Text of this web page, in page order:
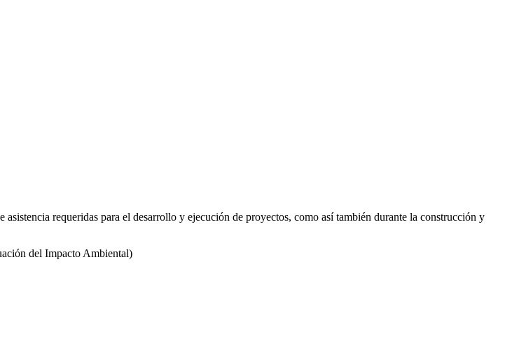
requeridas para el desarrollo y ejecución de proyectos, como así también durante la construcción y
del Impacto Ambiental)